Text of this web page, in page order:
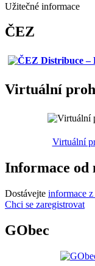
Užitečné informace
ČEZ
Virtuální
Virtuální
Informace od
Dostávejte informace z
Chci se zaregistrovat
GObec